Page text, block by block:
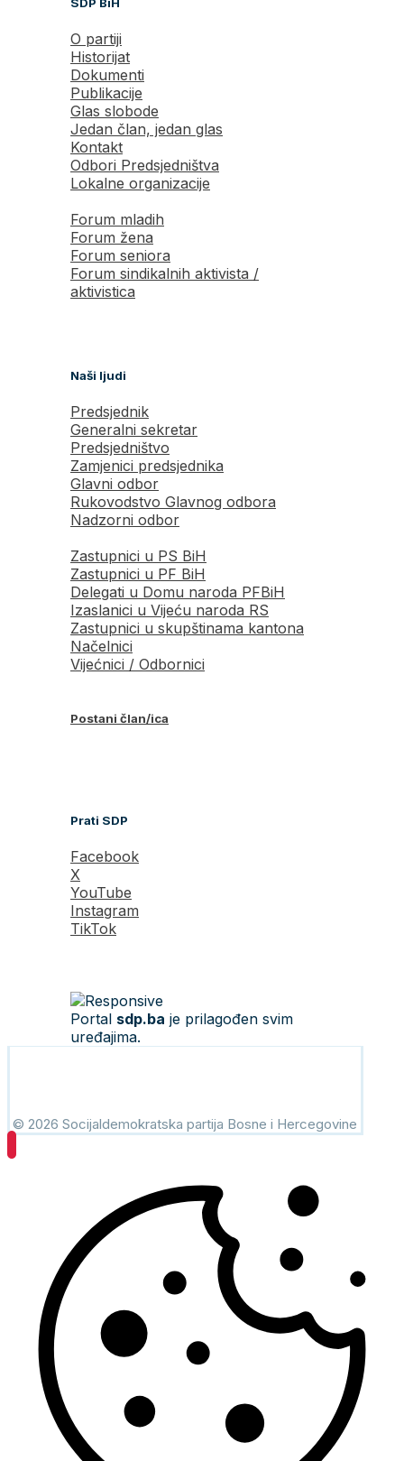
O partiji
Historijat
Dokumenti
Publikacije
Glas slobode
Jedan član, jedan glas
Kontakt
Odbori Predsjedništva
Lokalne organizacije
Forum mladih
Forum žena
Forum seniora
Forum sindikalnih aktivista /
aktivistica
Naši ljudi
Predsjednik
Generalni sekretar
Predsjedništvo
Zamjenici predsjednika
Glavni odbor
Rukovodstvo Glavnog odbora
Nadzorni odbor
Zastupnici u PS BiH
Zastupnici u PF BiH
Delegati u Domu naroda PFBiH
Izaslanici u Vijeću naroda RS
Zastupnici u skupštinama kantona
Načelnici
Vijećnici / Odbornici
Postani član/ica
Prati SDP
Facebook
X
YouTube
Instagram
TikTok
Portal sdp.ba je prilagođen svim
uređajima.
© 2026 Socijaldemokratska partija Bosne i Hercegovine